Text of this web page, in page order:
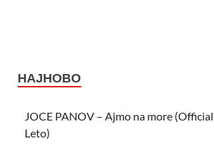
НАЈНОВО
JOCE PANOV – Ajmo na more
Leto)